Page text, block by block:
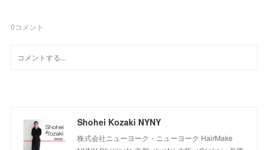
0コメント
Shohei Kozaki NYNY
株式会社ニューヨーク・ニューヨーク HairMake